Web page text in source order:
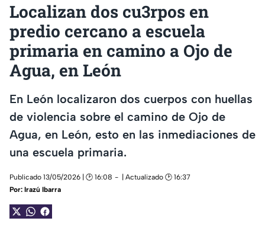
Localizan dos cu3rpos en
predio cercano a escuela
primaria en camino a Ojo de
Agua, en León
En León localizaron dos cuerpos con huellas
de violencia sobre el camino de Ojo de
Agua, en León, esto en las inmediaciones de
una escuela primaria.
Publicado 13/05/2026 | 🕑 16:08
| Actualizado 🕑 16:37
Por: Irazú Ibarra